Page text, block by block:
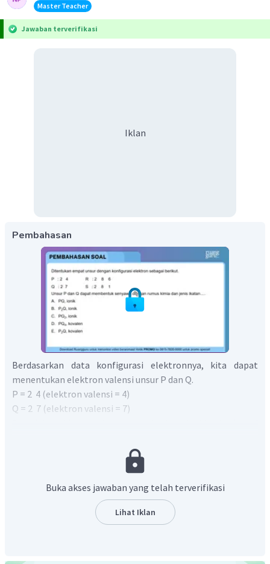
Master Teacher
Jawaban terverifikasi
Iklan
Pembahasan
Berdasarkan data konfigurasi elektronnya, kita dapat
menentukan elektron valensi unsur P dan Q.
P = 2 4 (elektron valensi = 4)
Q = 2 7 (elektron valensi = 7)
Untuk mencapai kestabilan (memenuhi kaidah oktet
Buka akses jawaban yang telah terverifikasi
Lihat Iklan